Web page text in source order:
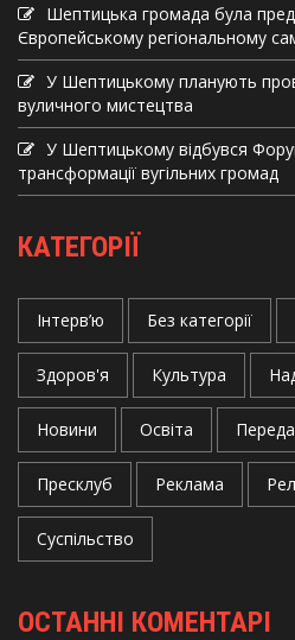
Шептицька громада була
Європейському регіональному
У Шептицькому планують
вуличного мистецтва
У Шептицькому відбувся
трансформації вугільних громад
КАТЕГОРІЇ
Інтерв’ю Без категорії
Здоров'я Культура
Новини Освіта
Пресклуб Реклама
Суспільство
ОСТАННІ КОМЕНТАРІ